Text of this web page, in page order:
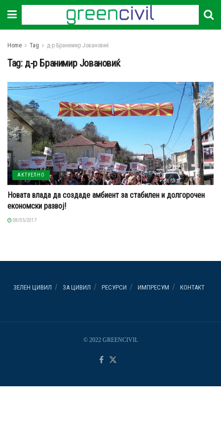
Home Tag д-р Бранимир Јовановиќ
Tag: д-р Бранимир Јовановиќ
АКТУЕЛНО
Новата влада да создаде амбиент за стабилен и долгорочен
економски развој!
08/05/2017
ЗЕЛЕН ЦИВИЛ ЗА ЦИВИЛ РЕСУРСИ ИМПРЕСУМ КОНТАКТ
© 2022 GREENCIVIL